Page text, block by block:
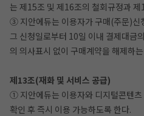
는 제15조 및 제16조의 철회규정과
③ 지안에듀는 이용자가 구매(주문)신
그 신청일로부터 10일 이내 결제대금
의 의사표시 없이 구매계약을 해제하
제13조(재화 및 서비스 공급)
① 지안에듀는 이용자와 디지털콘텐츠
확인 후 즉시 이용 가능하도록 한다.